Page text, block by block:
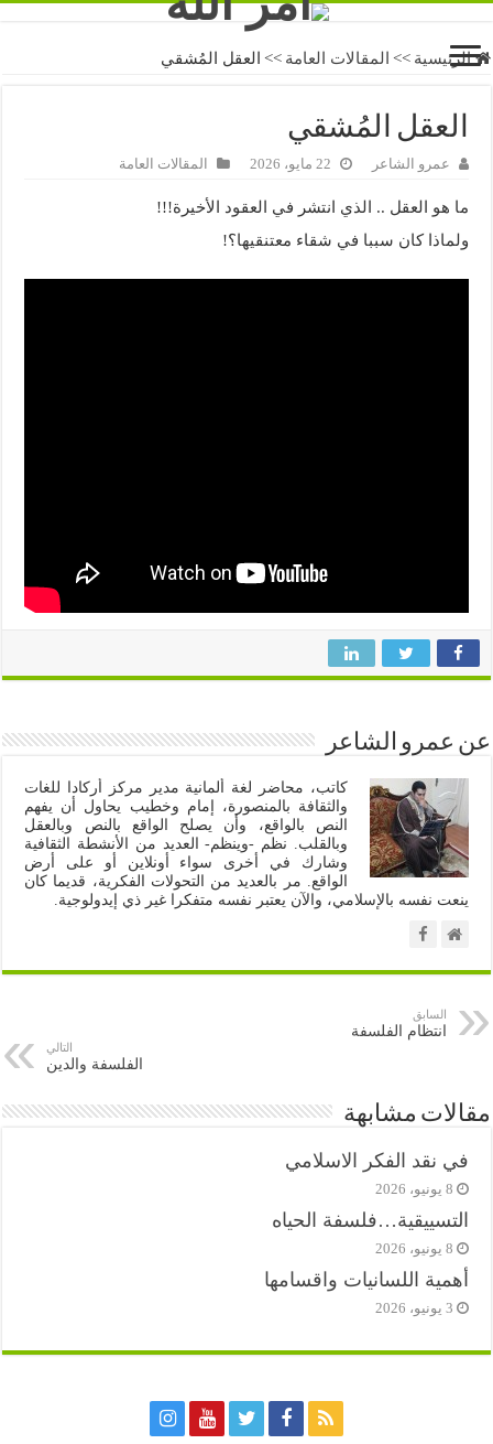
الرئيسية >> المقالات العامة >> العقل المُشقي
العقل المُشقي
عمرو الشاعر 22 مايو، 2026 المقالات العامة
ما هو العقل .. الذي انتشر في العقود الأخيرة!!!
ولماذا كان سببا في شقاء معتنقيها؟!
عن عمرو الشاعر
كاتب، محاضر لغة ألمانية مدير مركز أركادا للغات
والثقافة بالمنصورة، إمام وخطيب يحاول أن يفهم
النص بالواقع، وأن يصلح الواقع بالنص وبالعقل
وبالقلب. نظم -وينظم- العديد من الأنشطة الثقافية
وشارك في أخرى سواء أونلاين أو على أرض
الواقع. مر بالعديد من التحولات الفكرية، قديما كان
ينعت نفسه بالإسلامي، والآن يعتبر نفسه متفكرا غير ذي إيدولوجية.
السابق
انتظام الفلسفة
التالي
الفلسفة والدين
مقالات مشابهة
في نقد الفكر الاسلامي
8 يونيو، 2026
التسييقية…فلسفة الحياه
8 يونيو، 2026
أهمية اللسانيات واقسامها
3 يونيو، 2026